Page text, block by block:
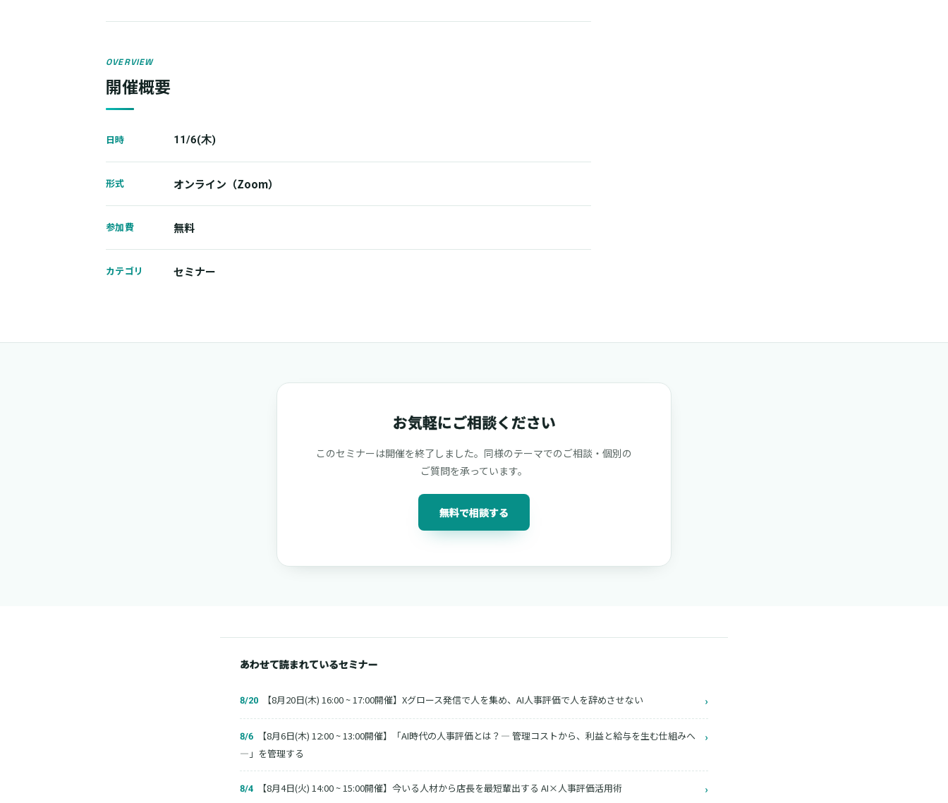
OVERVIEW
開催概要
日時 11/6(木)
形式 オンライン（Zoom）
参加費 無料
カテゴリ セミナー
お気軽にご相談ください
このセミナーは開催を終了しました。同様のテーマでのご相談・個別の
ご質問を承っています。
無料で相談する
あわせて読まれているセミナー
8/20 【8月20日(木) 16:00 ~ 17:00開催】Xグロース発信で人を集め、AI人事評価で人を辞めさせない ›
8/6
【8月6日(木) 12:00 ~ 13:00開催】「AI時代の人事評価とは？― 管理コストから、利益と給与を生む仕組みへ
―」を管理する
›
8/4 【8月4日(火) 14:00 ~ 15:00開催】今いる人材から店長を最短輩出する AI×人事評価活用術 ›